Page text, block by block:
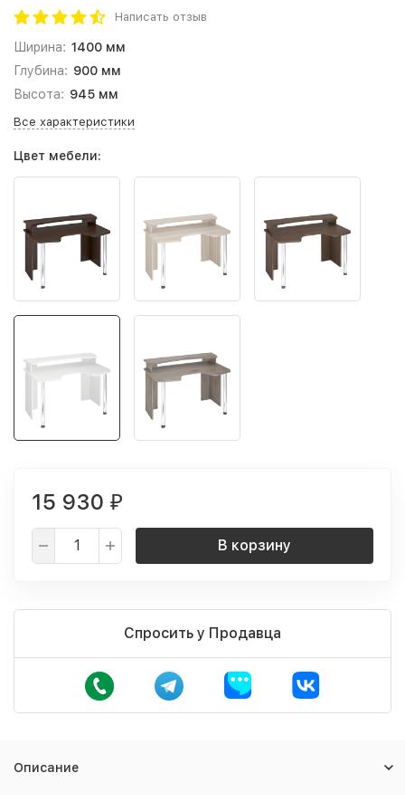
Написать отзыв
Ширина: 1400 мм
Глубина: 900 мм
Высота: 945 мм
Все характеристики
Цвет мебели:
15 930 ₽
В корзину
Спросить у Продавца
Описание